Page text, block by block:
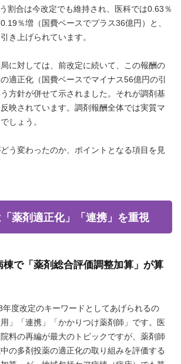
割合は今改定でも維持され、医科では0.63％
％増（国費ベースでプラス36億円）と、
き上げられています。
に対しては、前改定に続いて、この報酬の
適正化（国費ベースでマイナス56億円の引
方針が併せて示されました。それが調剤基
映されています。調剤報酬全体では実質マ
しょう。
う変わったのか、ポイントとなる項目を見
薬剤適正化」「連携」を重視
棟で「薬剤総合評価調整加算」が算
度改定のキーワードとしてあげられるの
」「連携」「かかりつけ薬剤師」です。医
料の再編が最大のトピックですが、薬剤師
の多剤投薬の適正化の取り組みを評価する